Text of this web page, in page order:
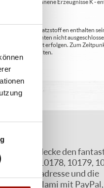
daraus gewonnene Erzeugnisse K -
Zusatzstoff en enthalten
Vorlieferanten nicht
jederzeit erfolgen. Zum
sind vorbehalten.
Entdecke den
10117, 10178, 10179,
Lieferadresse und die
Pizza Salami mit